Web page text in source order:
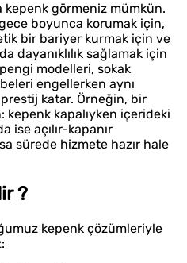
görmeniz mümkün.
boyunca korumak için,
bir bariyer kurmak için ve
dayanıklılık sağlamak için
modelleri, sokak
engellerken aynı
katar. Örneğin, bir
kapalıyken içerideki
ise açılır-kapanır
sürede hizmete hazır hale
?
kepenk çözümleriyle